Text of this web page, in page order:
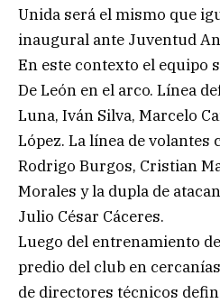
Unida será el mismo que
inaugural ante Juventud
En este contexto el equipo
De León en el arco. Línea
Luna, Iván Silva, Marcelo
López. La línea de volantes
Rodrigo Burgos, Cristian
Morales y la dupla de
Julio César Cáceres.
Luego del entrenamiento
predio del club en
de directores técnicos